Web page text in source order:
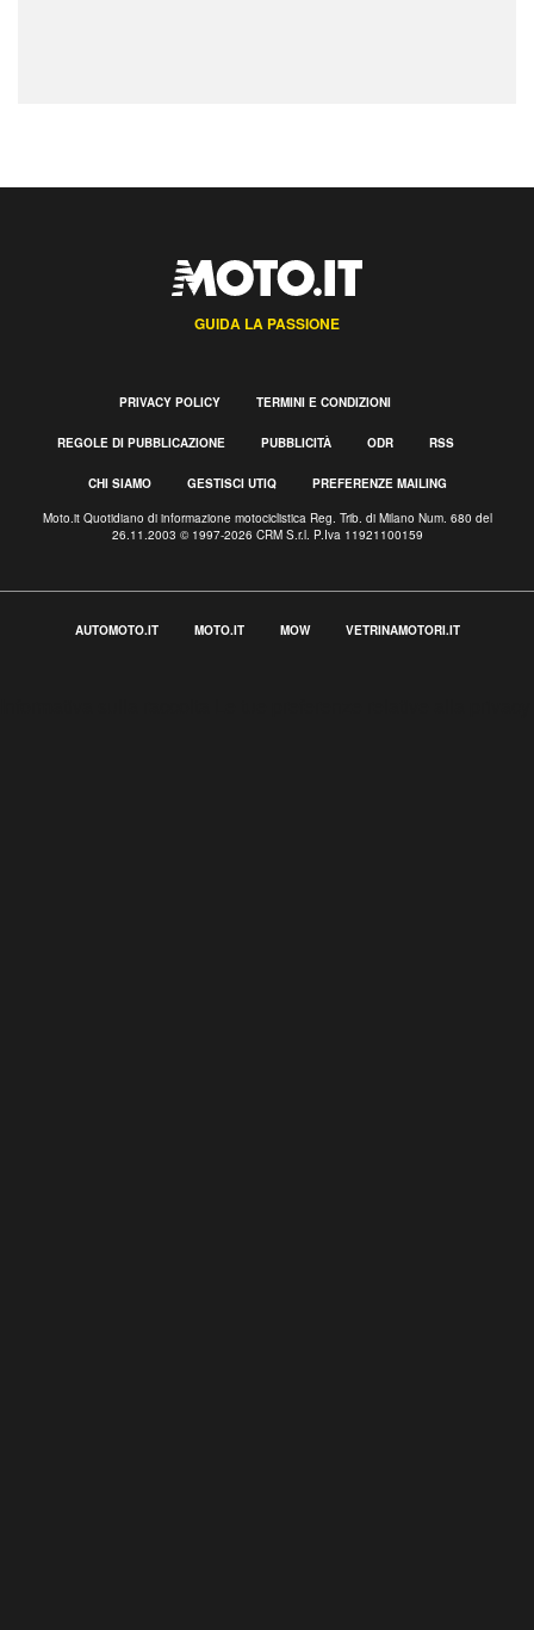
GUIDA LA PASSIONE
PRIVACY POLICY TERMINI E CONDIZIONI
REGOLE DI PUBBLICAZIONE PUBBLICITÀ ODR RSS
CHI SIAMO GESTISCI UTIQ PREFERENZE MAILING
Moto.it Quotidiano di informazione motociclistica Reg. Trib. di Milano Num. 680 del
26.11.2003 © 1997-2026 CRM S.r.l. P.Iva 11921100159
AUTOMOTO.IT MOTO.IT MOW VETRINAMOTORI.IT